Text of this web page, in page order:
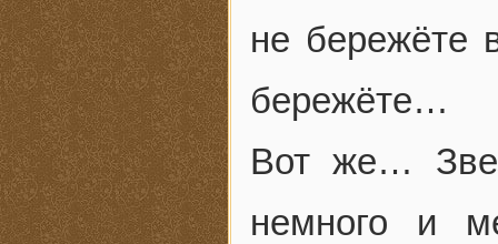
не бережёте
бережёте…
Вот же…
немного и